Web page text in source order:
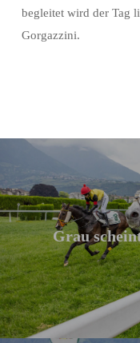
begleitet wird der Tag
Gorgazzini.
Grau